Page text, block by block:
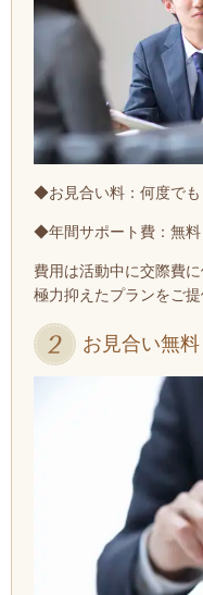
◆お見合い料：何度でも
◆年間サポート費：無料
費用は活動中に交際費
極力抑えたプランをご提
お見合い無料